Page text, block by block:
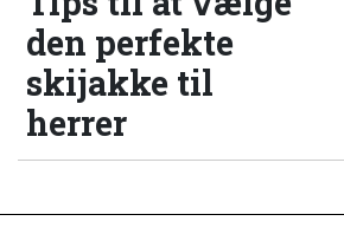
den perfekte
skijakke til
herrer